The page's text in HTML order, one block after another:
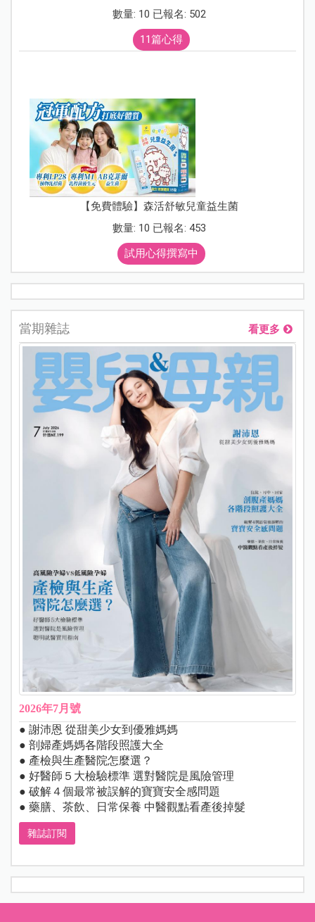
數量: 10 已報名: 502
11篇心得
【免費體驗】森活舒敏兒童益生菌
數量: 10 已報名: 453
試用心得撰寫中
當期雜誌 看更多
2026年7月號
● 謝沛恩 從甜美少女到優雅媽媽
● 剖婦產媽媽各階段照護大全
● 產檢與生產醫院怎麼選？
● 好醫師５大檢驗標準 選對醫院是風險管理
● 破解４個最常被誤解的寶寶安全感問題
● 藥膳、茶飲、日常保養 中醫觀點看產後掉髮
雜誌訂閱